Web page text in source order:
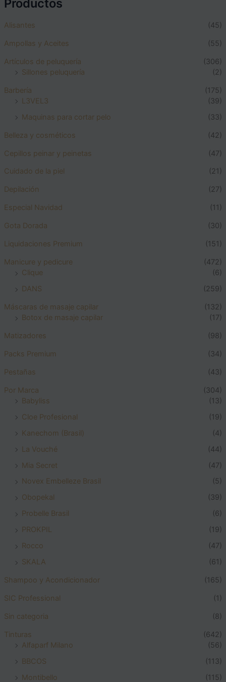
Productos
Alisantes
(45)
Ampollas y Aceites
(55)
Artículos de peluquería
(306)
Sillones peluquería
(2)
Barbería
(175)
L3VEL3
(39)
Maquinas para cortar pelo
(33)
Belleza y cosméticos
(42)
Cepillos peinar y peinetas
(47)
Cuidado de la piel
(21)
Depilación
(27)
Especial Navidad
(11)
Gota Dorada
(30)
Liquidaciones Premium
(151)
Manicure y pedicure
(472)
Clique
(6)
DANS
(259)
Máscaras de masaje capilar
(132)
Botox de masaje capilar
(17)
Matizadores
(98)
Packs Premium
(34)
Pestañas
(43)
Por Marca
(304)
Babyliss
(13)
Cloe Profesional
(19)
Kanechom (Brasil)
(4)
La Vouché
(44)
Mia Secret
(47)
Novex Embelleze Brasil
(5)
Obopekal
(39)
Probelle Brasil
(6)
PROKPIL
(19)
Rocco
(47)
SKALA
(61)
Shampoo y Acondicionador
(165)
SIC Professional
(1)
Sin categoria
(8)
Tinturas
(642)
Alfaparf Milano
(56)
BBCOS
(113)
Montibello
(115)